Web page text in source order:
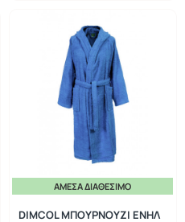
ΆΜΕΣΑ ΔΙΑΘΈΣΙΜΟ
DIMCOL ΜΠΟΥΡΝΟΥΖΙ ΕΝΗΛ